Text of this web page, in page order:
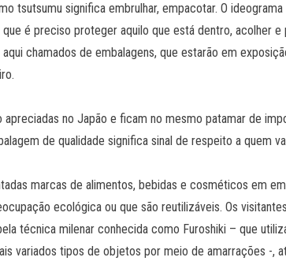
tsutsumu significa embrulhar, empacotar. O
é preciso proteger aquilo que está dentro, acolher
aqui chamados de embalagens, que estarão em
apreciadas no Japão e ficam no mesmo patamar de
de qualidade significa sinal de respeito a quem
marcas de alimentos, bebidas e cosméticos em
ecológica ou que são reutilizáveis. Os
técnica milenar conhecida como Furoshiki – que
variados tipos de objetos por meio de amarrações -,